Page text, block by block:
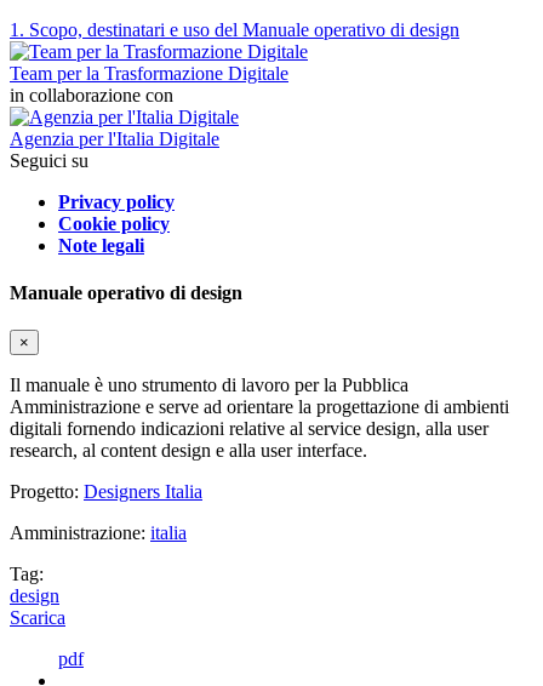
1. Scopo, destinatari e uso del Manuale operativo di design
Team per la Trasformazione Digitale
in collaborazione con
Agenzia per l'Italia Digitale
Seguici su
Privacy policy
Cookie policy
Note legali
Manuale operativo di design
×
Il manuale è uno strumento di lavoro per la Pubblica
Amministrazione e serve ad orientare la progettazione di ambienti
digitali fornendo indicazioni relative al service design, alla user
research, al content design e alla user interface.
Progetto: Designers Italia
Amministrazione: italia
Tag:
design
Scarica
pdf